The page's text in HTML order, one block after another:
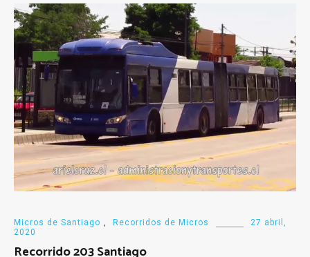
Micros de Santiago Recorridos de Micros
27 abril,
2020
Recorrido 203 Santiago